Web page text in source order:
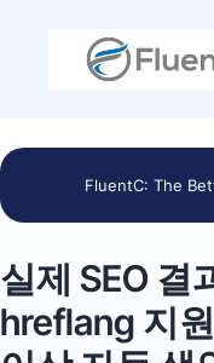
FluentC: The
실제 SEO 결
hreflang 지